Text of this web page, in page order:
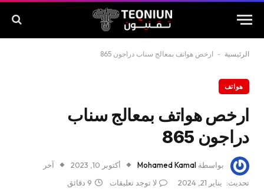
الرئيسية - ارخص هواتف بمعالج سناب دراجون 865
هواتف
ارخص هواتف بمعالج سناب
دراجون 865
بواسطة Mohamed Kamal أكتوبر 10, 2023
آخر
تحديث: يناير 21, 2024 لا توجد تعليقات 9 دقائق